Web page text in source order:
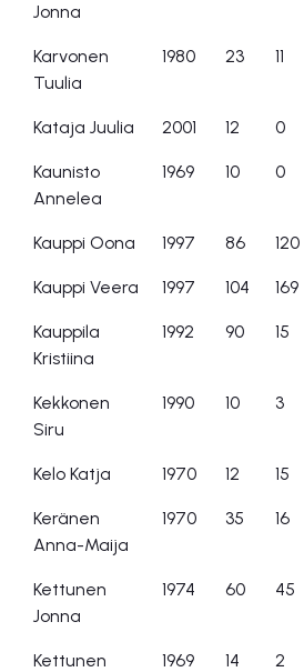
Jonna
Karvonen
Tuulia
1980 23 11
Kataja Juulia 2001 12 0
Kaunisto
Annelea
1969 10 0
Kauppi Oona 1997 86 120
Kauppi Veera 1997 104 169
Kauppila
Kristiina
1992 90 15
Kekkonen
Siru
1990 10 3
Kelo Katja 1970 12 15
Keränen
Anna-Maija
1970 35 16
Kettunen
Jonna
1974 60 45
Kettunen
1969 14 2